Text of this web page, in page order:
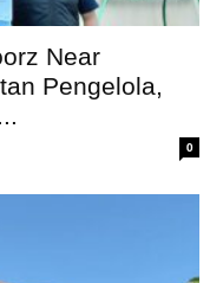
Near
Pengelola,
0